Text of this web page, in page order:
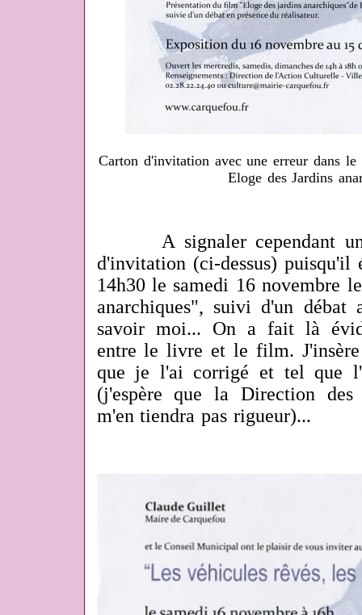
Carton d'invitation avec une erreur dans
Eloge des Jardins
A signaler cependant une
d'invitation (ci-dessus) puisqu'il
14h30 le samedi 16 novembre
anarchiques", suivi d'un débat
savoir moi... On a fait là
entre le livre et le film.
que je l'ai corrigé et tel que
(j'espère que la Direction
m'en tiendra pas rigueur)...